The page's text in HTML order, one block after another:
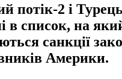
потік-2 і
в список, на
санкції
Америки.